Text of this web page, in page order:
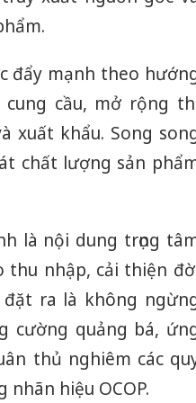
đẩy mạnh theo
cầu, mở rộng
khẩu. Song
chất lượng sản
là nội dung trọng
thu nhập, cải thiện
đặt ra là không
cường quảng bá,
thủ nghiêm các
hiệu OCOP.